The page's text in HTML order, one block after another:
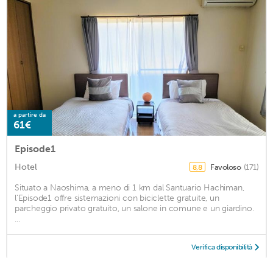
a partire da
61€
Episode1
Hotel 8,8 Favoloso (171)
Situato a Naoshima, a meno di 1 km dal Santuario Hachiman,
l'Episode1 offre sistemazioni con biciclette gratuite, un
parcheggio privato gratuito, un salone in comune e un giardino.
...
Verifica disponibilità